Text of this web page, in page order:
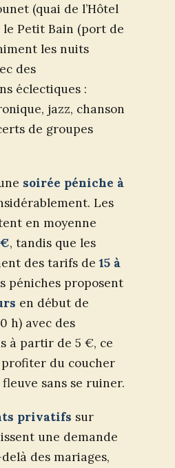
(quai de l’Hôtel
le Petit Bain (port de
les nuits
des
éclectiques :
jazz, chanson
de groupes
soirée péniche à
Les
en moyenne
, tandis que les
des tarifs de 15 à
péniches proposent
en début de
h) avec des
à partir de 5 €, ce
du coucher
sans se ruiner.
privatifs sur
une demande
des mariages,